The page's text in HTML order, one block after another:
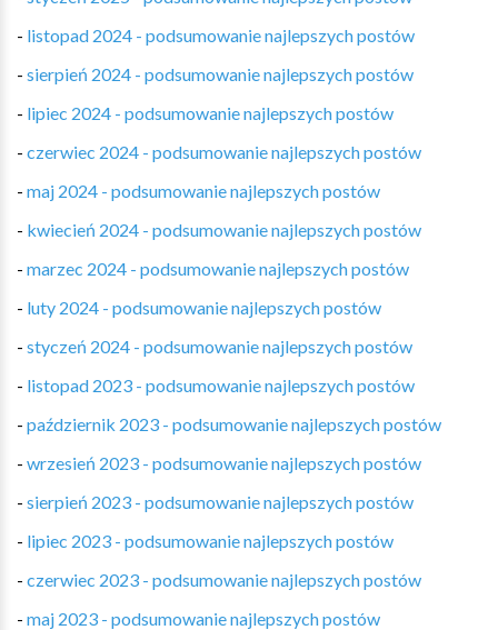
- listopad 2024 - podsumowanie najlepszych postów
- sierpień 2024 - podsumowanie najlepszych postów
- lipiec 2024 - podsumowanie najlepszych postów
- czerwiec 2024 - podsumowanie najlepszych postów
- maj 2024 - podsumowanie najlepszych postów
- kwiecień 2024 - podsumowanie najlepszych postów
- marzec 2024 - podsumowanie najlepszych postów
- luty 2024 - podsumowanie najlepszych postów
- styczeń 2024 - podsumowanie najlepszych postów
- listopad 2023 - podsumowanie najlepszych postów
- październik 2023 - podsumowanie najlepszych postów
- wrzesień 2023 - podsumowanie najlepszych postów
- sierpień 2023 - podsumowanie najlepszych postów
- lipiec 2023 - podsumowanie najlepszych postów
- czerwiec 2023 - podsumowanie najlepszych postów
- maj 2023 - podsumowanie najlepszych postów